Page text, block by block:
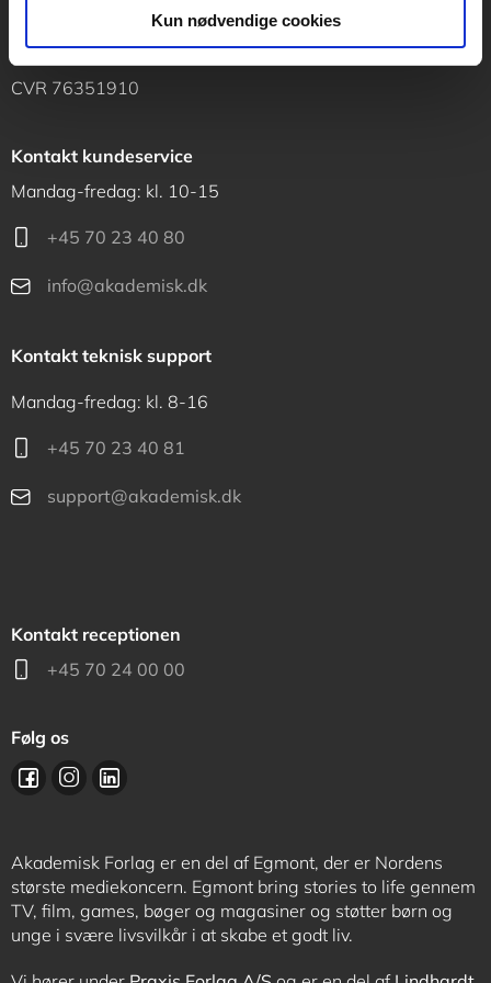
Kun nødvendige cookies
Vognmagergade 11
1120 København K
CVR 76351910
Kontakt kundeservice
Mandag-fredag: kl. 10-15
+45 70 23 40 80
info@akademisk.dk
Kontakt teknisk support
Mandag-fredag: kl. 8-16
+45 70 23 40 81
support@akademisk.dk
Kontakt receptionen
+45 70 24 00 00
Følg os
Akademisk Forlag er en del af Egmont, der er Nordens
største mediekoncern. Egmont bring stories to life gennem
TV, film, games, bøger og magasiner og støtter børn og
unge i svære livsvilkår i at skabe et godt liv.